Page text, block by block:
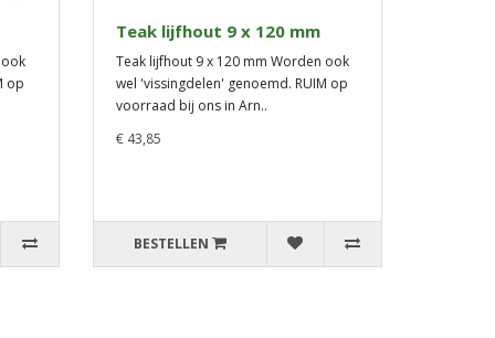
op
Teak lijfhout 9 x 120 mm
Teak lijfhout 9 x 120 mm Worden ook
wel 'vissingdelen' genoemd. RUIM op
voorraad bij ons in Arn..
€ 43,85
BESTELLEN